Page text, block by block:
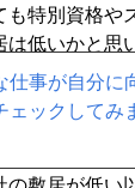
も特別資格や
低いかと思
ント
仕事が自分に
ェックしてみ